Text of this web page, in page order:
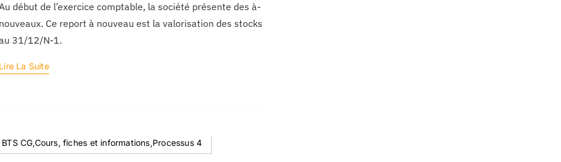
début de l’exercice comptable, la société présente des à-
nouveaux. Ce report à nouveau est la valorisation des stocks
31/12/N-1.
Lire La Suite
BTS CG,Cours, fiches et informations,Processus 4